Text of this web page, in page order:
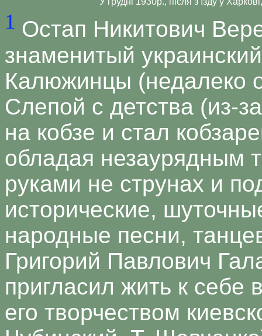
1 Остап Никитович
знаменитый
Калюжинцы (недалеко
Слепой с детства (из-
на кобзе и стал
обладая незаурядным
руками не струнах и
исторические,
народные песни,
Григорий Павлович
пригласил жить к себе
его творчеством